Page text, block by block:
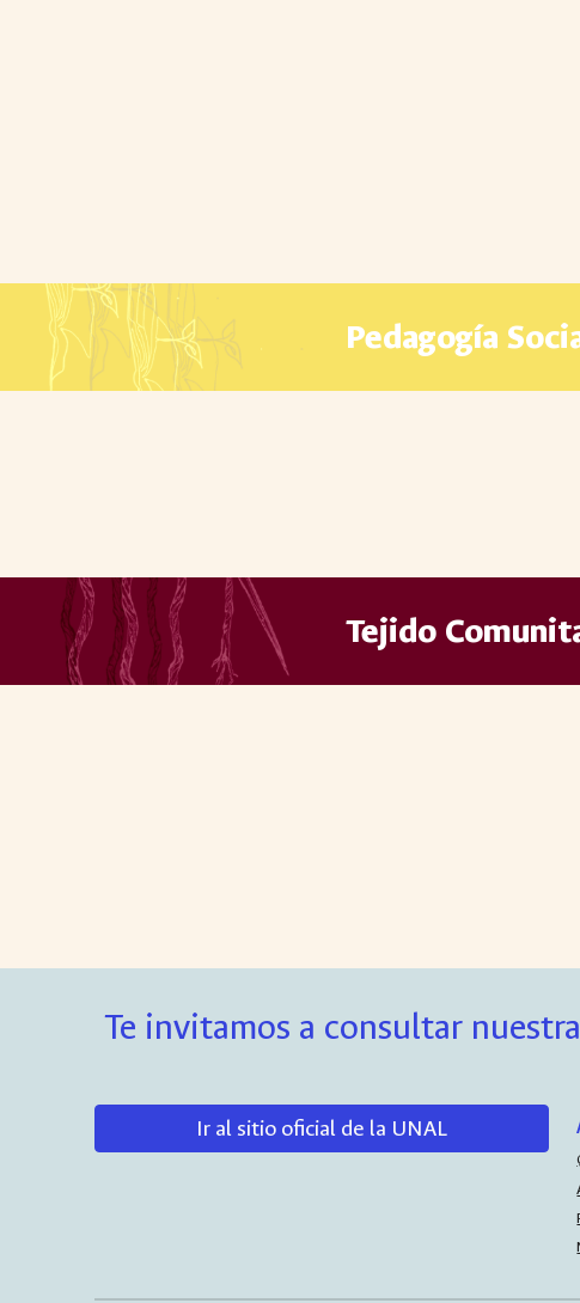
Pedagogía
Tejido
Te invitamos a consultar
Ir al sitio oficial de la UNAL